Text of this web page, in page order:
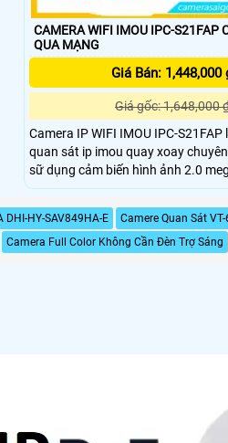
CAMERA WIFI IMOU IPC-S21FAP CẤP NGUỒN
QUA MẠNG
Giá Bán: 1,448,000
Giá gốc: 1,648,000
Camera IP WIFI IMOU IPC-
quan sát ip imou quay xoay
sữ dụng cảm biến hình ảnh 2.0
biến CMOS kích thước 1/2. 9”,
20fps@2.0M(1920x1080),Ống
HY-SAV849HA-E Camere Quan Sát
Camera Full Color Không Cần Đèn Trợ Sáng